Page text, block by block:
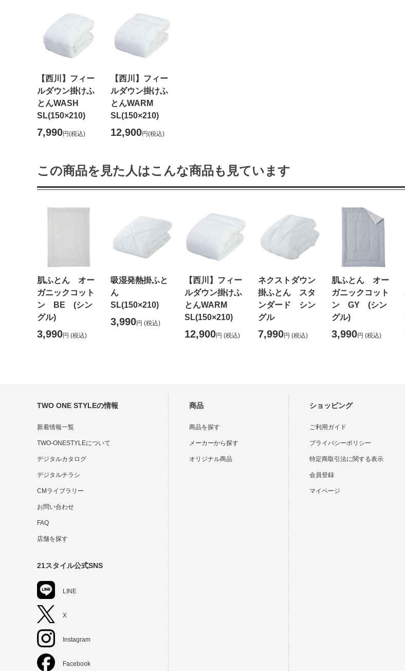
【西川】フィー
ルダウン掛けふ
とんWASH
SL(150×210)
7,990円(税込)
【西川】フィー
ルダウン掛けふ
とんWARM
SL(150×210)
12,900円(税込)
この商品を見た人はこんな商品も見ています
肌ふとん オー
ガニックコット
ン BE (シン
グル)
3,990円 (税込)
吸湿発熱掛ふと
ん
SL(150×210)
3,990円 (税込)
【西川】フィー
ルダウン掛けふ
とんWARM
SL(150×210)
12,900円 (税込)
ネクストダウン
掛ふとん スタ
ンダード シン
グル
7,990円 (税込)
肌ふとん オー
ガニックコット
ン GY (シン
グル)
3,990円 (税込)
TWO ONE STYLEの情報
新着情報一覧
TWO-ONESTYLEについて
デジタルカタログ
デジタルチラシ
CMライブラリー
お問い合わせ
FAQ
店舗を探す
21スタイル公式SNS
LINE
X
Instagram
Facebook
商品
商品を探す
メーカーから探す
オリジナル商品
ショッピング
ご利用ガイド
プライバシーポリシー
特定商取引法に関する表示
会員登録
マイページ